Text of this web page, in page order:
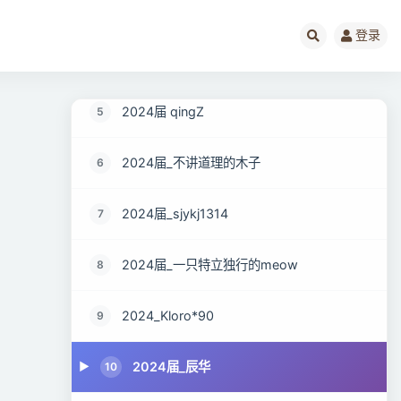
登录
5 2024届 qingZ
6 2024届_不讲道理的木子
7 2024届_sjykj1314
8 2024届_一只特立独行的meow
9 2024_Kloro*90
10 2024届_辰华